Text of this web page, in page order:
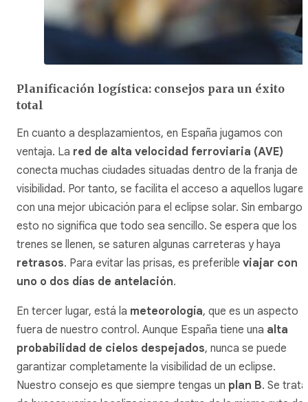
Planificación logística: consejos para un éxito
total
En cuanto a desplazamientos, en España jugamos con
ventaja. La red de alta velocidad ferroviaria (AVE)
conecta muchas ciudades situadas dentro de la franja de
visibilidad. Por tanto, se facilita el acceso a aquellos
con una mejor ubicación para el eclipse solar. Sin embargo,
esto no significa que todo sea sencillo. Se espera que los
trenes se llenen, se saturen algunas carreteras y haya
retrasos. Para evitar las prisas, es preferible viajar con
uno o dos días de antelación.
En tercer lugar, está la meteorología, que es un aspecto
fuera de nuestro control. Aunque España tiene una alta
probabilidad de cielos despejados, nunca se puede
garantizar completamente la visibilidad de un eclipse.
Nuestro consejo es que siempre tengas un plan B. Se trata